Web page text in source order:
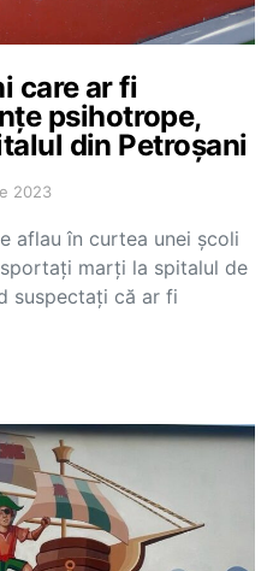
care ar fi
psihotrope,
din Petroșani
2023
aflau în curtea unei şcoli
marţi la spitalul de
suspectaţi că ar fi